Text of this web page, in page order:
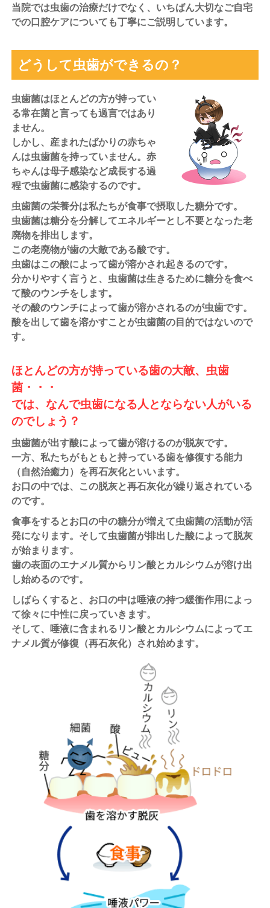
当院では虫歯の治療だけでなく、いちばん大切なご自宅
での口腔ケアについても丁寧にご説明しています。
どうして虫歯ができるの？
虫歯菌はほとんどの方が持ってい
る常在菌と言っても過言ではあり
ません。
しかし、産まれたばかりの赤ちゃ
んは虫歯菌を持っていません。赤
ちゃんは母子感染など成長する過
程で虫歯菌に感染するのです。
虫歯菌の栄養分は私たちが食事で摂取した糖分です。
虫歯菌は糖分を分解してエネルギーとし不要となった老
廃物を排出します。
この老廃物が歯の大敵である酸です。
虫歯はこの酸によって歯が溶かされ起きるのです。
分かりやすく言うと、虫歯菌は生きるために糖分を食べ
て酸のウンチをします。
その酸のウンチによって歯が溶かされるのが虫歯です。
酸を出して歯を溶かすことが虫歯菌の目的ではないので
す。
ほとんどの方が持っている歯の大敵、虫歯
菌・・・
では、なんで虫歯になる人とならない人がいる
のでしょう？
虫歯菌が出す酸によって歯が溶けるのが脱灰です。
一方、私たちがもともと持っている歯を修復する能力
（自然治癒力）を再石灰化といいます。
お口の中では、この脱灰と再石灰化が繰り返されている
のです。
食事をするとお口の中の糖分が増えて虫歯菌の活動が活
発になります。そして虫歯菌が排出した酸によって脱灰
が始まります。
歯の表面のエナメル質からリン酸とカルシウムが溶け出
し始めるのです。
しばらくすると、お口の中は唾液の持つ緩衝作用によっ
て徐々に中性に戻っていきます。
そして、唾液に含まれるリン酸とカルシウムによってエ
ナメル質が修復（再石灰化）され始めます。